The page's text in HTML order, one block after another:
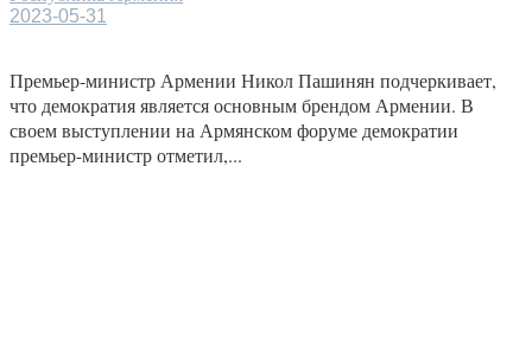
2023-05-31
Премьер-министр Армении Никол Пашинян подчеркивает,
что демократия является основным брендом Армении. В
своем выступлении на Армянском форуме демократии
премьер-министр отметил,...